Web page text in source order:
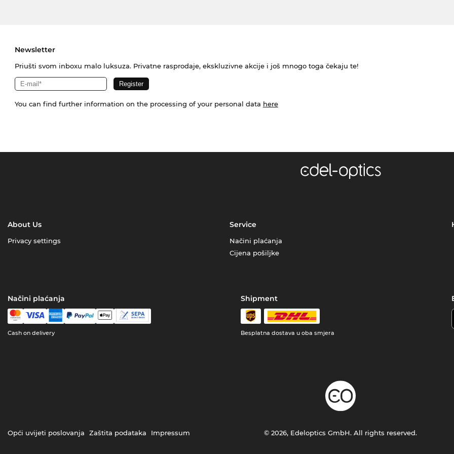
Newsletter
Priušti svom inboxu malo luksuza. Privatne rasprodaje, ekskluzivne akcije i još mnogo toga čekaju te!
You can find further information on the processing of your personal data here
About Us
Privacy settings
Service
Načini plaćanja
Cijena pošiljke
Načini plaćanja
Cash on delivery
Shipment
Besplatna dostava u oba smjera
Opći uvijeti poslovanja Zaštita podataka Impressum © 2026, Edeloptics GmbH. All rights reserved.